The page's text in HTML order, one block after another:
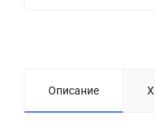
Описание